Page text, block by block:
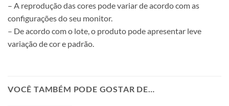
– A reprodução das cores pode variar de acordo com as
configurações do seu monitor.
– De acordo com o lote, o produto pode apresentar leve
variação de cor e padrão.
VOCÊ TAMBÉM PODE GOSTAR DE…